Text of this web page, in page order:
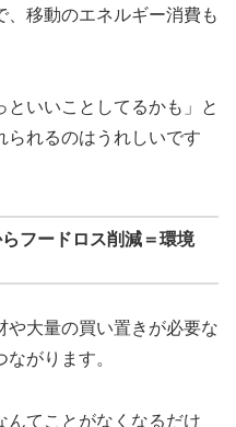
、移動のエネルギー消費も
といいことしてるかも」と
られるのはうれしいです
フードロス削減＝環境
や大量の買い置きが必要な
がります。
てことがなくなるだけ